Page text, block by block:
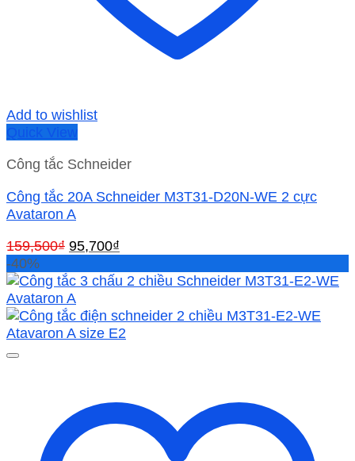
Add to wishlist
Quick View
Công tắc Schneider
Công tắc 20A Schneider M3T31-D20N-WE 2 cực
Avataron A
159,500₫ Giá
là:
159,500₫.
95,700₫
tại
95,700₫.
-40%